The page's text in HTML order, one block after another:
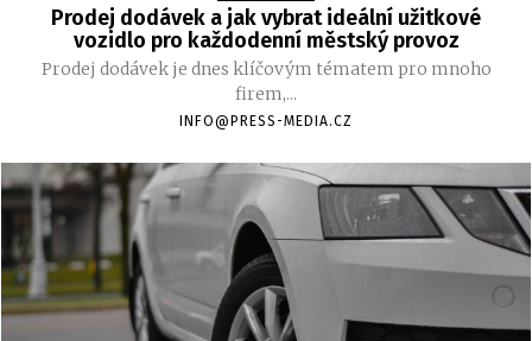
Prodej dodávek a jak vybrat ideální užitkové
vozidlo pro každodenní městský provoz
Prodej dodávek je dnes klíčovým tématem pro mnoho
firem,...
INFO@PRESS-MEDIA.CZ